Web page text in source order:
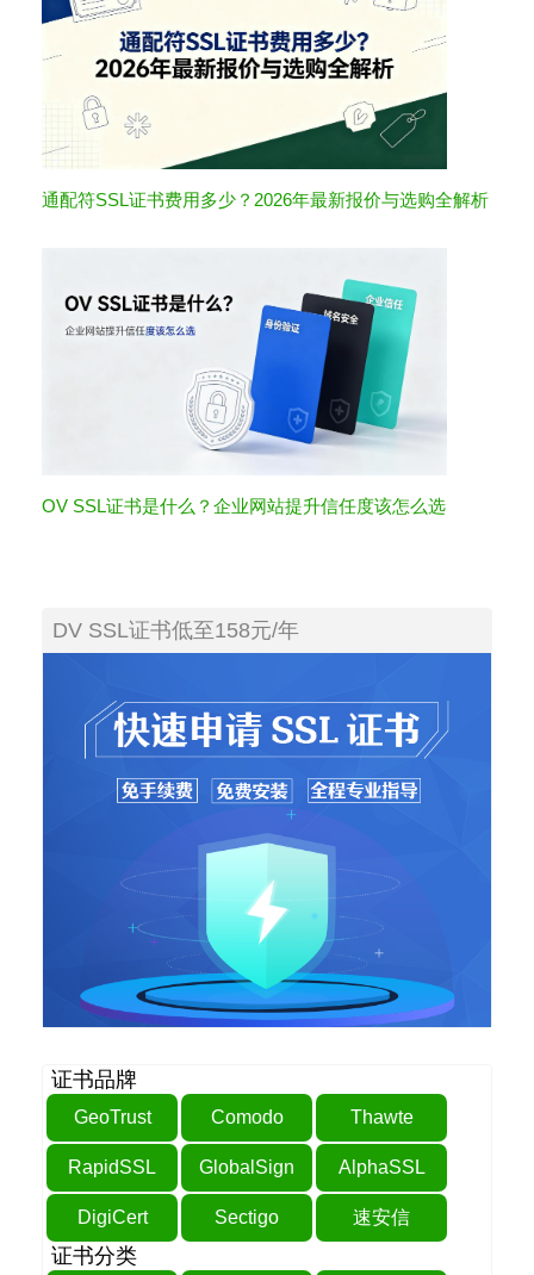
通配符SSL证书费用多少？2026年最新报价与选购全解析
OV SSL证书是什么？企业网站提升信任度该怎么选
DV SSL证书低至158元/年
证书品牌
GeoTrust Comodo Thawte
RapidSSL GlobalSign AlphaSSL
DigiCert Sectigo 速安信
证书分类